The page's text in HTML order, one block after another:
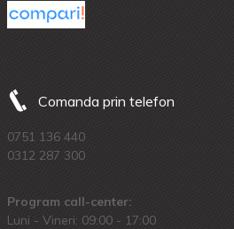
Comanda prin telefon
0751 136 440
0312 287 300
Program call-center:
Luni - Vineri: 09:00 - 17:00